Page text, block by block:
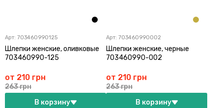
Арт: 703460990125
Шлепки женские, оливковые
703460990-125
от 210 грн
263 грн
В корзину
Арт: 703460990002
Шлепки женские, черные
703460990-002
от 210 грн
263 грн
В корзину